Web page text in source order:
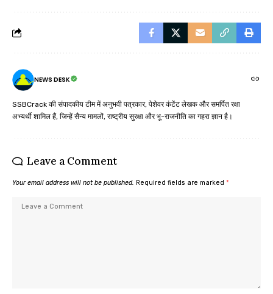
NEWS DESK
SSBCrack की संपादकीय टीम में अनुभवी पत्रकार, पेशेवर कंटेंट लेखक और समर्पित रक्षा
अभ्यर्थी शामिल हैं, जिन्हें सैन्य मामलों, राष्ट्रीय सुरक्षा और भू-राजनीति का गहरा ज्ञान है।
Leave a Comment
Your email address will not be published. Required fields are marked *